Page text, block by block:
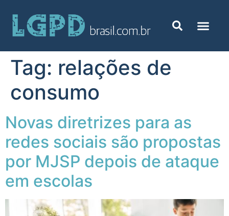
Tag: relações de
consumo
Novas diretrizes para as
redes sociais são propostas
por MJSP depois de ataque
em escolas